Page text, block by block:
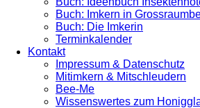
Buch: Imkern in
Buch: Die Imkerin
Terminkalender
Kontakt
Impressum & Datenschutz
Mitimkern & Mitschleudern
Bee-Me
Wissenswertes zum